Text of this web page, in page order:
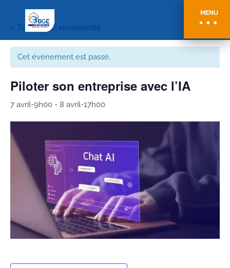
MENU
« Tous les Évènements
Cet évènement est passé.
Piloter son entreprise avec l’IA
7 avril-9h00 - 8 avril-17h00